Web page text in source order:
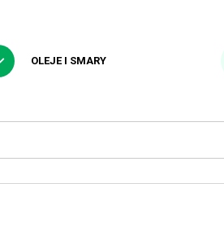
OLEJE I SMARY